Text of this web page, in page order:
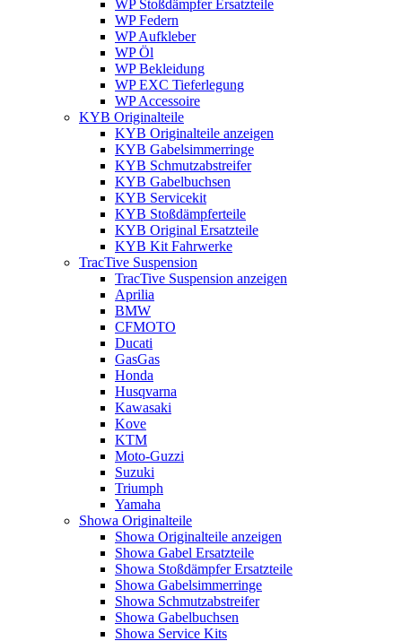
WP Stoßdämpfer Ersatzteile
WP Federn
WP Aufkleber
WP Öl
WP Bekleidung
WP EXC Tieferlegung
WP Accessoire
KYB Originalteile
KYB Originalteile anzeigen
KYB Gabelsimmerringe
KYB Schmutzabstreifer
KYB Gabelbuchsen
KYB Servicekit
KYB Stoßdämpferteile
KYB Original Ersatzteile
KYB Kit Fahrwerke
TracTive Suspension
TracTive Suspension anzeigen
Aprilia
BMW
CFMOTO
Ducati
GasGas
Honda
Husqvarna
Kawasaki
Kove
KTM
Moto-Guzzi
Suzuki
Triumph
Yamaha
Showa Originalteile
Showa Originalteile anzeigen
Showa Gabel Ersatzteile
Showa Stoßdämpfer Ersatzteile
Showa Gabelsimmerringe
Showa Schmutzabstreifer
Showa Gabelbuchsen
Showa Service Kits